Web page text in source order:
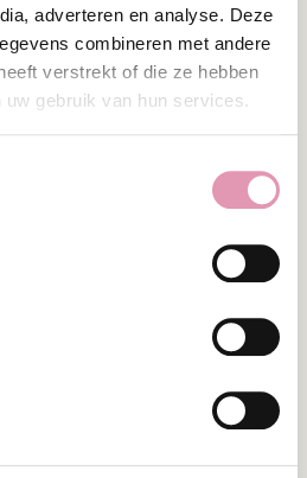
adverteren en analyse. Deze
combineren met andere
verstrekt of die ze hebben
gebruik van hun services.
(een belangrijk
positief te beïnvloeden.
kunnen worden ingezet bij
bij kinderen.
Positive effect of
of six randomized
in cellular and infection
functional constipation in
of pediatrics, 176(9), 1155-